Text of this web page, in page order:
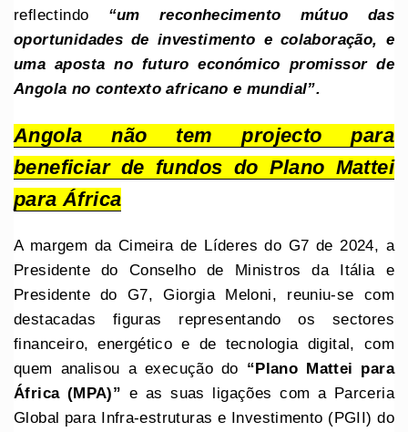
reflectindo
“um reconhecimento mútuo das
oportunidades de investimento e colaboração, e
uma aposta no futuro económico promissor de
Angola no contexto africano e mundial”.
Angola não tem projecto para
beneficiar de fundos do Plano Mattei
para África
A margem da Cimeira de Líderes do G7 de 2024, a
Presidente do Conselho de Ministros da Itália e
Presidente do G7, Giorgia Meloni, reuniu-se com
destacadas figuras representando os sectores
financeiro, energético e de tecnologia digital, com
quem analisou a execução do “Plano Mattei para
África (MPA)” e as suas ligações com a Parceria
Global para Infra-estruturas e Investimento (PGII) do